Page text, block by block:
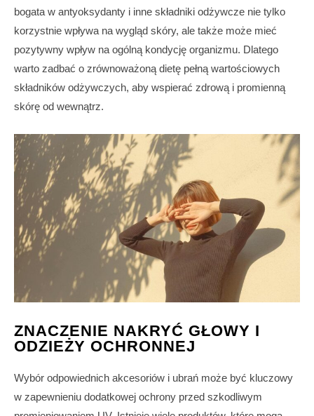
bogata w antyoksydanty i inne składniki odżywcze nie tylko
korzystnie wpływa na wygląd skóry, ale także może mieć
pozytywny wpływ na ogólną kondycję organizmu. Dlatego
warto zadbać o zrównoważoną dietę pełną wartościowych
składników odżywczych, aby wspierać zdrową i promienną
skórę od wewnątrz.
ZNACZENIE NAKRYĆ GŁOWY I
ODZIEŻY OCHRONNEJ
Wybór odpowiednich akcesoriów i ubrań może być kluczowy
w zapewnieniu dodatkowej ochrony przed szkodliwym